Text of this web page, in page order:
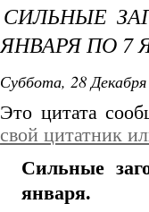
СИЛЬНЫЕ
ЯНВАРЯ ПО 7
Суббота, 28
Это цитата
свой цитатник
Сильные
января.